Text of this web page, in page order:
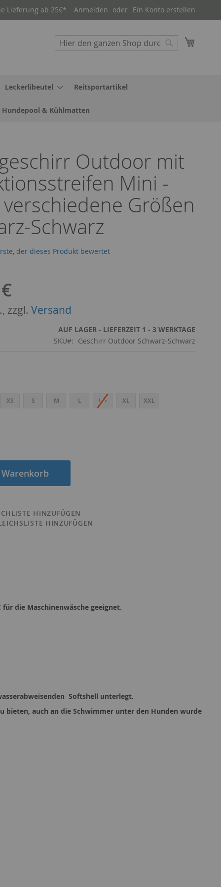
Lieferung ab 25€* Anmelden Ein Konto erstellen
Suche
Leckerlibeutel Reitsportartikel
Hundepool & Kühlmatten
Outdoor mit
Mini -
verschiedene Größen
Schwarz
der dieses Produkt bewertet
zzgl. Versand
AUF LAGER - LIEFERZEIT 1 - 3 WERKTAGE
SKU
Geschirr Outdoor Schwarz-Schwarz
XS S M L L + XL XXL
HINZUFÜGEN
HINZUFÜGEN
die Maschinenwäsche geeignet.
Softshell unterlegt.
bieten, auch an die Schwimmer unter den Hunden wurde